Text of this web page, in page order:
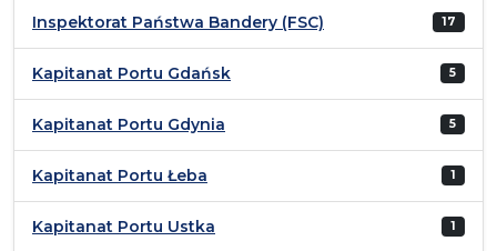
Inspektorat Państwa Bandery (FSC) 17
Kapitanat Portu Gdańsk 5
Kapitanat Portu Gdynia 5
Kapitanat Portu Łeba 1
Kapitanat Portu Ustka 1